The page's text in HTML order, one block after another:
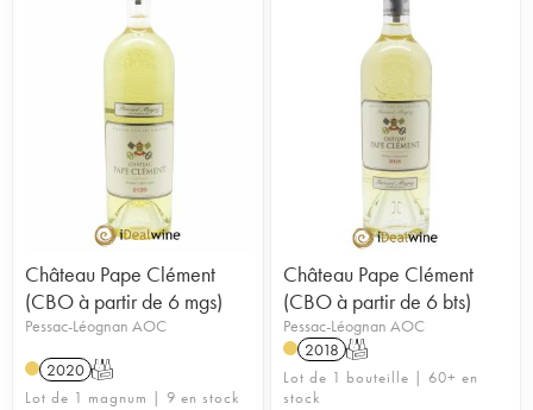
Château Pape Clément
(CBO à partir de 6 mgs)
Pessac-Léognan AOC
2020 T
Lot de 1 magnum | 9 en stock
Château Pape Clément
(CBO à partir de 6 bts)
Pessac-Léognan AOC
2018 T
Lot de 1 bouteille | 60+ en
stock